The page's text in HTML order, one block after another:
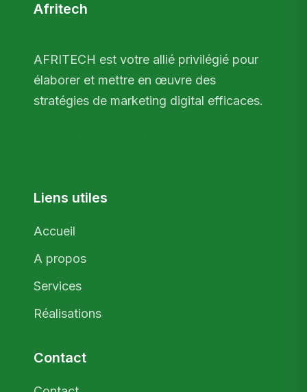
Afritech
AFRITECH est votre allié privilégié pour
élaborer et mettre en œuvre des
stratégies de marketing digital efficaces.
Liens utiles
Accueil
A propos
Services
Réalisations
Contact